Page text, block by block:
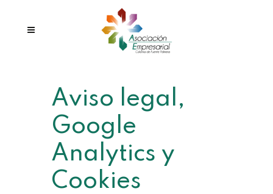
Aviso legal,
Google
Analytics y
Cookies